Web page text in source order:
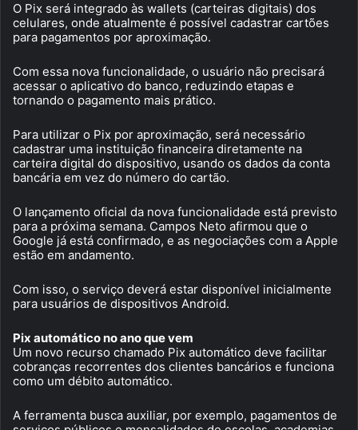
O Pix será integrado às wallets (carteiras digitais) dos
celulares, onde atualmente é possível cadastrar cartões
para pagamentos por aproximação.
Com essa nova funcionalidade, o usuário não precisará
acessar o aplicativo do banco, reduzindo etapas e
tornando o pagamento mais prático.
Para utilizar o Pix por aproximação, será necessário
cadastrar uma instituição financeira diretamente na
carteira digital do dispositivo, usando os dados da conta
bancária em vez do número do cartão.
O lançamento oficial da nova funcionalidade está previsto
para a próxima semana. Campos Neto afirmou que o
Google já está confirmado, e as negociações com a Apple
estão em andamento.
Com isso, o serviço deverá estar disponível inicialmente
para usuários de dispositivos Android.
Pix automático no ano que vem
Um novo recurso chamado Pix automático deve facilitar
cobranças recorrentes dos clientes bancários e funciona
como um débito automático.
A ferramenta busca auxiliar, por exemplo, pagamentos de